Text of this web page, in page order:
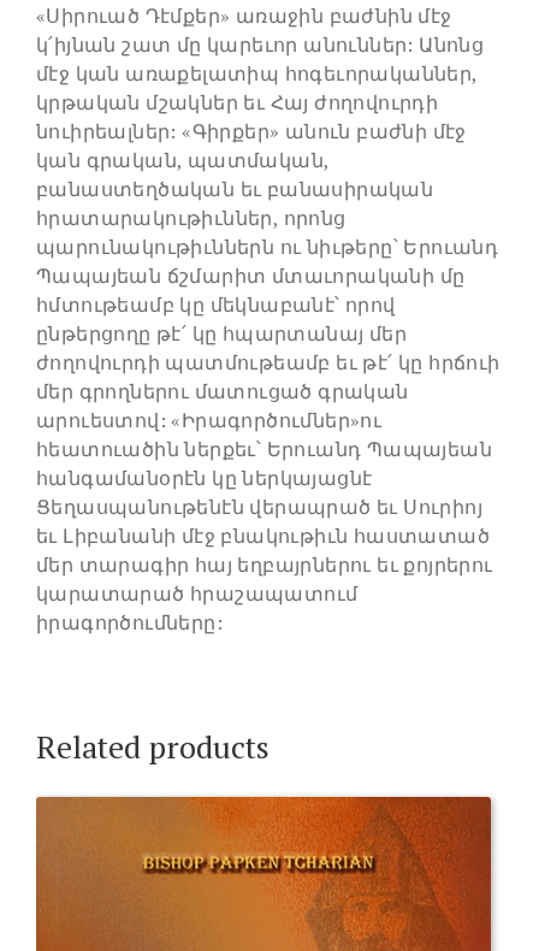
«Սիրուած Դէմքեր» առաջին բաժնին մէջ
կ՛իյնան շատ մը կարեւոր անուններ: Անոնց
մէջ կան առաքելատիպ հոգեւորականներ,
կրթական մշակներ եւ Հայ ժողովուրդի
նուիրեալներ: «Գիրքեր» անուն բաժնի մէջ
կան գրական, պատմական,
բանաստեղծական եւ բանասիրական
հրատարակութիւններ, որոնց
պարունակութիւններն ու նիւթերը՝ Երուանդ
Պապայեան ճշմարիտ մտաւորականի մը
հմտութեամբ կը մեկնաբանէ՝ որով
ընթերցողը թէ՛ կը հպարտանայ մեր
ժողովուրդի պատմութեամբ եւ թէ՛ կը հրճուի
մեր գրողներու մատուցած գրական
արուեստով: «Իրագործումներ»ու
հեատուածին ներքեւ՝ Երուանդ Պապայեան
հանգամանօրէն կը ներկայացնէ
Ցեղասպանութենէն վերապրած եւ Սուրիոյ
եւ Լիբանանի մէջ բնակութիւն հաստատած
մեր տարագիր հայ եղբայրներու եւ քոյրերու
կարատարած հրաշապատում
իրագործումները:
Related products